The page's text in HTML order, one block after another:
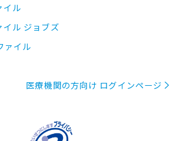
イル
イル ジョブズ
ァイル
医療機関の方向け ログインページ